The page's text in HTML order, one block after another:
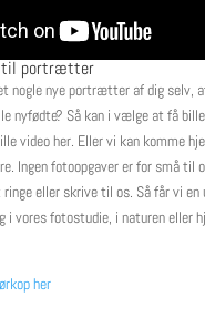
til portrætter
nogle nye portrætter af dig selv,
nyfødte? Så kan i vælge at få
video her. Eller vi kan komme
Ingen fotoopgaver er for små til
eller skrive til os. Så får vi en
i vores fotostudie, i naturen eller
her